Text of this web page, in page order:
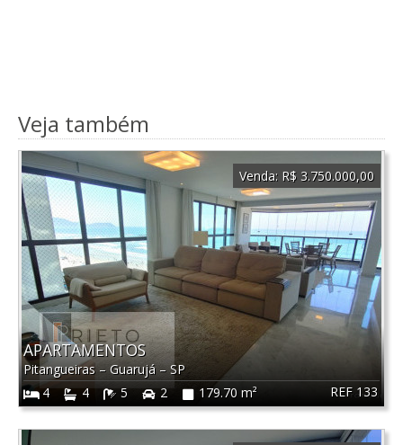
Veja também
REF 133
APARTAMENTOS
Pitangueiras– Guarujá –SP
4
4 5 2 179.70 m²
Venda: R$ 3.750.000,00